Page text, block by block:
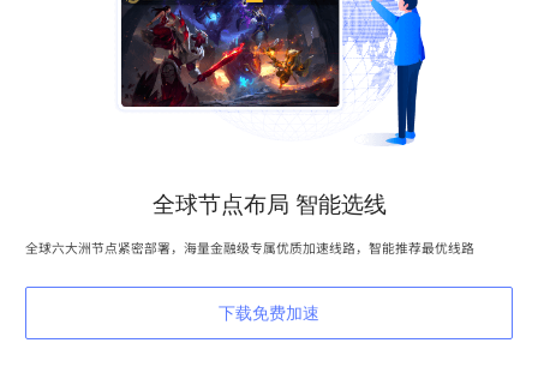
全球节点布局 智能选线
全球六大洲节点紧密部署，海量金融级专属优质加速线路，智能推荐最优线路
下载免费加速